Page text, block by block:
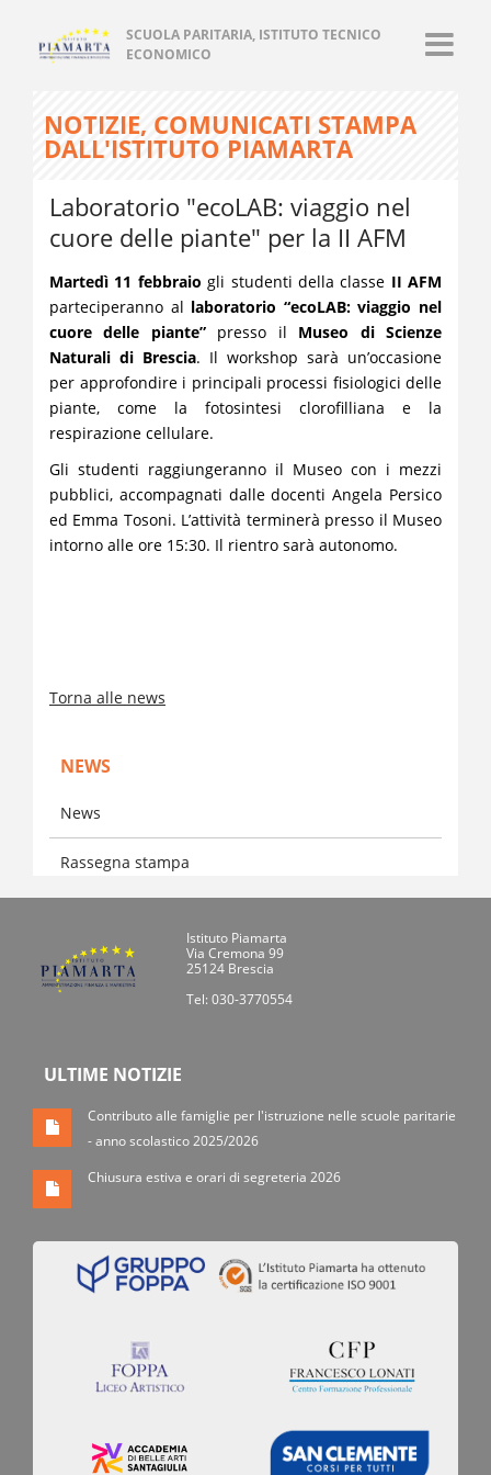
SCUOLA PARITARIA, ISTITUTO TECNICO
ECONOMICO
NOTIZIE, COMUNICATI STAMPA
DALL'ISTITUTO PIAMARTA
Laboratorio "ecoLAB: viaggio nel
cuore delle piante" per la II AFM
Martedì 11 febbraio gli studenti della classe II AFM
parteciperanno al laboratorio “ecoLAB: viaggio nel
cuore delle piante”presso il Museo di Scienze
Naturali di Brescia. Il workshop sarà un’occasione
per approfondire i principali processi fisiologici delle
piante, come la fotosintesi clorofilliana e la
respirazione cellulare.
Gli studenti raggiungeranno il Museo con i mezzi
pubblici, accompagnati dalle docenti Angela Persico
ed Emma Tosoni. L’attività terminerà presso il Museo
intorno alle ore 15:30. Il rientro sarà autonomo.
Torna alle news
NEWS
News
Rassegna stampa
Istituto Piamarta
Via Cremona 99
25124 Brescia
Tel: 030-3770554
ULTIME NOTIZIE
Contributo alle famiglie per l'istruzione nelle scuole paritarie
- anno scolastico 2025/2026
Chiusura estiva e orari di segreteria 2026